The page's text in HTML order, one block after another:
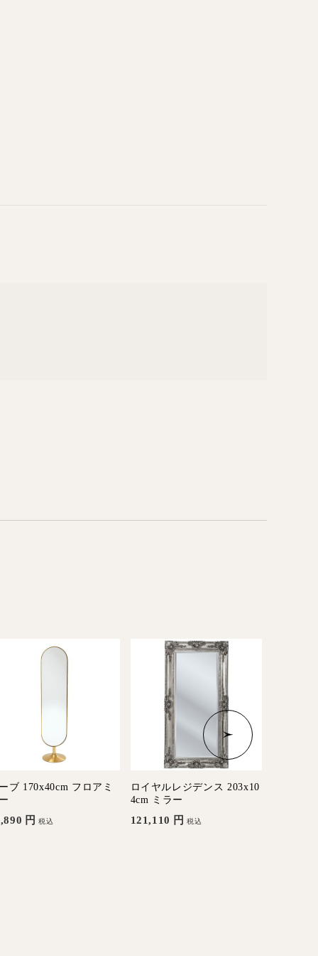
ブ 170x40cm フロアミ
円 税込
ロイヤルレジデンス 203x10
4cm ミラー
121,110 円 税込